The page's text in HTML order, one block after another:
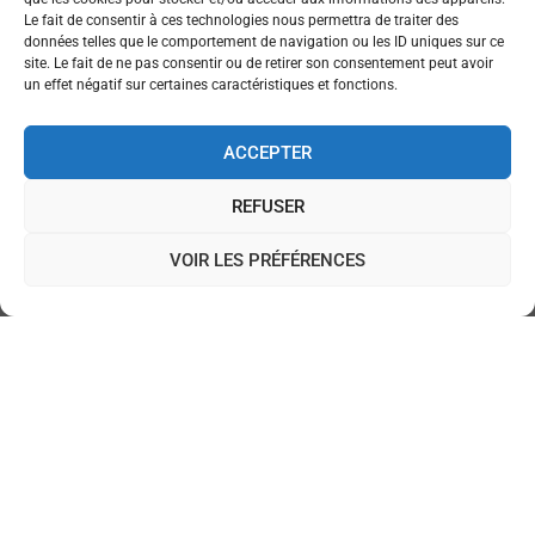
Le fait de consentir à ces technologies nous permettra de traiter des
données telles que le comportement de navigation ou les ID uniques sur ce
site. Le fait de ne pas consentir ou de retirer son consentement peut avoir
un effet négatif sur certaines caractéristiques et fonctions.
ACCEPTER
REFUSER
VOIR LES PRÉFÉRENCES
et activer ce contenu